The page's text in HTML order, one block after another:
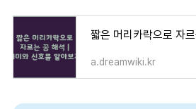
a.dreamwiki.kr